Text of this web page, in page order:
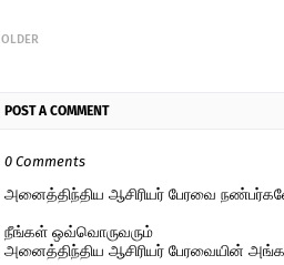
OLDER
POST A COMMENT
0 Comments
அனைத்திந்திய ஆசிரியர் பேரவை
நீங்கள் ஒவ்வொருவரும்
அனைத்திந்திய ஆசிரியர் பேரவையின்